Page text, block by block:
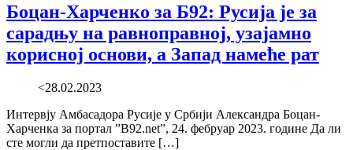
Боцан-Харченко за Б92: Русија је за
сарадњу на равноправној, узајамно
корисној основи, а Запад намеће рат
<28.02.2023
Интервју Амбасадора Русије у Србији Александра Боцан-
Харченка за портал ”B92.net”, 24. фебруар 2023. године Да ли
сте могли да претпоставите […]